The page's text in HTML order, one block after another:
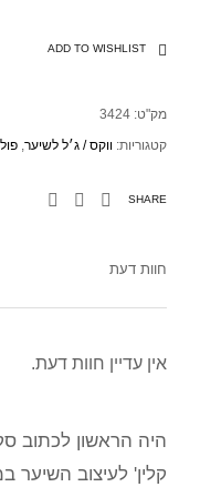
ADD TO WISHLIST
מק"ט: 3424
קטגוריות: ווקס / ג׳ל לשיער,
SHARE
חוות דעת
אין עדיין חוות דעת.
היה הראשון לכתוב
קלין' לעיצוב השיער